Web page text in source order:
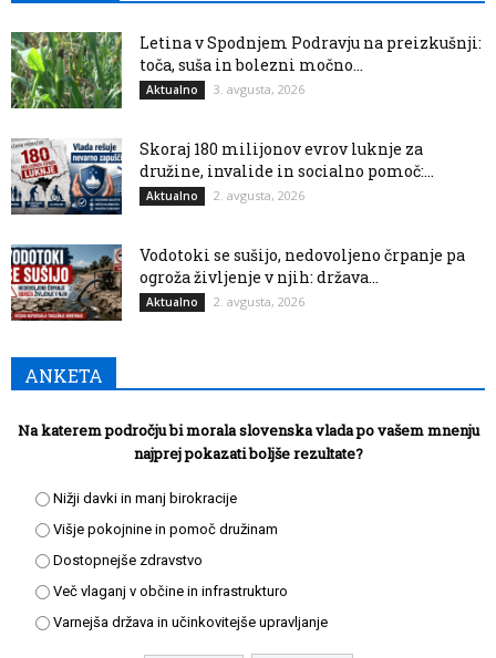
Letina v Spodnjem Podravju na preizkušnji:
toča, suša in bolezni močno...
Aktualno 3. avgusta, 2026
Skoraj 180 milijonov evrov luknje za
družine, invalide in socialno pomoč:...
Aktualno 2. avgusta, 2026
Vodotoki se sušijo, nedovoljeno črpanje pa
ogroža življenje v njih: država...
Aktualno 2. avgusta, 2026
ANKETA
Na katerem področju bi morala slovenska vlada po vašem mnenju
najprej pokazati boljše rezultate?
Nižji davki in manj birokracije
Višje pokojnine in pomoč družinam
Dostopnejše zdravstvo
Več vlaganj v občine in infrastrukturo
Varnejša država in učinkovitejše upravljanje